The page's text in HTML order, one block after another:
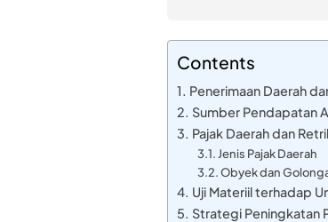
Contents
Penerimaan Daerah
Sumber Pendapatan
Pajak Daerah dan
Jenis Pajak Daerah
Obyek dan
Uji Materiil terhadap
Strategi Peningkatan